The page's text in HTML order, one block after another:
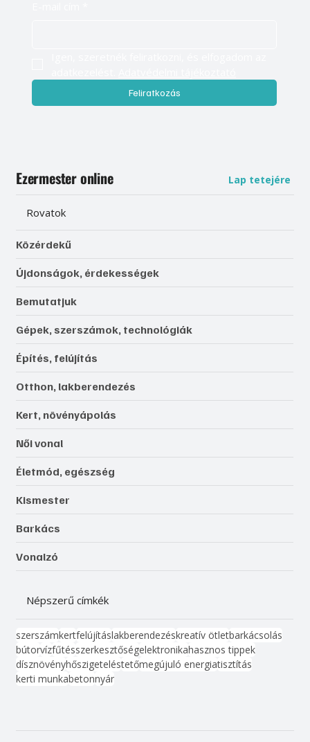
Feliratkozás
Ezermester online Lap tetejére
Rovatok
Közérdekű
Újdonságok, érdekességek
Bemutatjuk
Gépek, szerszámok, technológiák
Építés, felújítás
Otthon, lakberendezés
Kert, növényápolás
Női vonal
Életmód, egészség
Kismester
Barkács
Vonalzó
Népszerű címkék
szerszámkertfelújításlakberendezéskreatív ötletbarkácsolás
bútorvízfűtésszerkesztőségelektronikahasznos tippek
dísznövényhőszigeteléstetőmegújuló energiatisztítás
kerti munkabetonnyár